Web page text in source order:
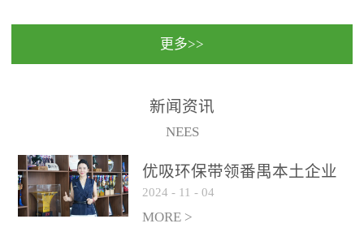
民法院室内除甲醛空气治
保施工日期：2020年1月珠
国家通过设在对外开放口
（及各出入境边防检查
更多>>
新闻资讯
NEES
优吸环保带领番禺本​土企业
勇敢破局向“新”
2024 - 11 - 04
MORE >